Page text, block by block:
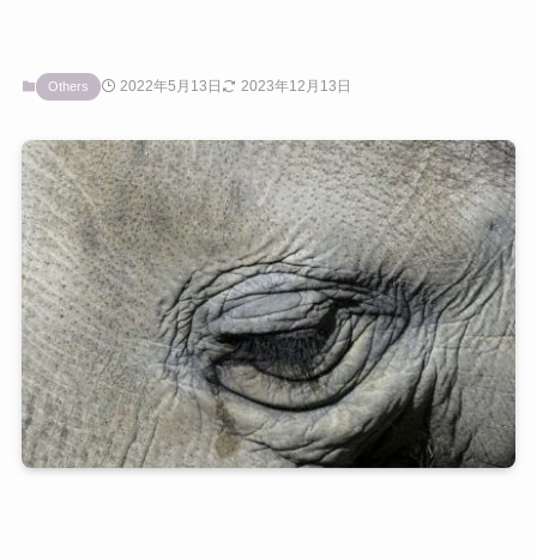
Others 2022年5月13日 2023年12月13日